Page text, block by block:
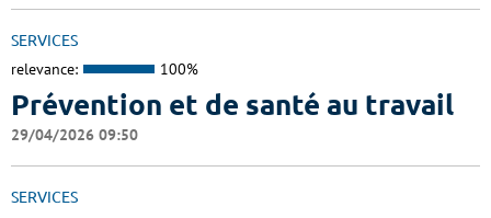
SERVICES
relevance: 100%
Prévention et de santé au travail
29/04/2026 09:50
SERVICES